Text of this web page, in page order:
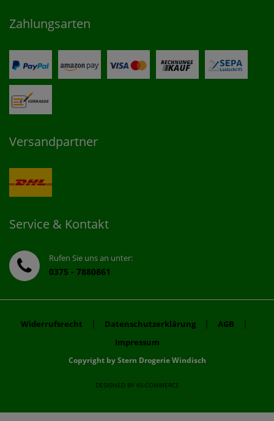
Zahlungsarten
Versandpartner
Service & Kontakt
Rufen Sie uns an unter:
0375 - 7880861
Widerrufsrecht | Datenschutzerklärung | AGB |
Impressum
Copyright by Stern Drogerie Windisch
DESIGNED BY KS-COMMERCE